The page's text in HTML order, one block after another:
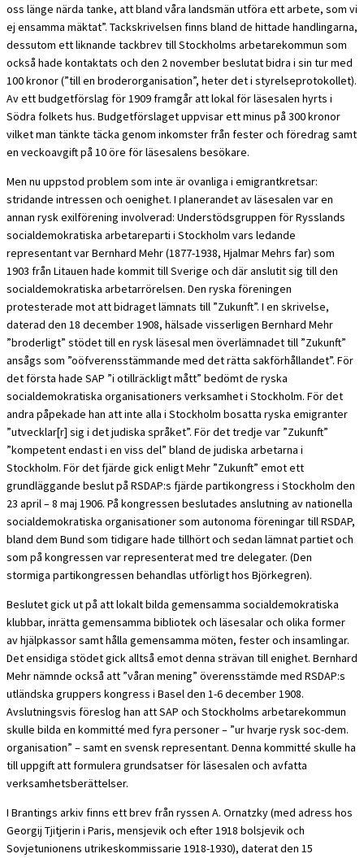
oss länge närda tanke, att bland våra landsmän utföra ett arbete, som vi
ej ensamma mäktat”. Tackskrivelsen finns bland de hittade handlingarna,
dessutom ett liknande tackbrev till Stockholms arbetarekommun som
också hade kontaktats och den 2 november beslutat bidra i sin tur med
100 kronor (”till en broderorganisation”, heter det i styrelseprotokollet).
Av ett budgetförslag för 1909 framgår att lokal för läsesalen hyrts i
Södra folkets hus. Budgetförslaget uppvisar ett minus på 300 kronor
vilket man tänkte täcka genom inkomster från fester och föredrag samt
en veckoavgift på 10 öre för läsesalens besökare.
Men nu uppstod problem som inte är ovanliga i emigrantkretsar:
stridande intressen och oenighet. I planerandet av läsesalen var en
annan rysk exilförening involverad: Understödsgruppen för Rysslands
socialdemokratiska arbetareparti i Stockholm vars ledande
representant var Bernhard Mehr (1877-1938, Hjalmar Mehrs far) som
1903 från Litauen hade kommit till Sverige och där anslutit sig till den
socialdemokratiska arbetarrörelsen. Den ryska föreningen
protesterade mot att bidraget lämnats till ”Zukunft”. I en skrivelse,
daterad den 18 december 1908, hälsade visserligen Bernhard Mehr
”broderligt” stödet till en rysk läsesal men överlämnadet till ”Zukunft”
ansågs som ”oöfverensstämmande med det rätta sakförhållandet”. För
det första hade SAP ”i otillräckligt mått” bedömt de ryska
socialdemokratiska organisationers verksamhet i Stockholm. För det
andra påpekade han att inte alla i Stockholm bosatta ryska emigranter
”utvecklar[r] sig i det judiska språket”. För det tredje var ”Zukunft”
”kompetent endast i en viss del” bland de judiska arbetarna i
Stockholm. För det fjärde gick enligt Mehr ”Zukunft” emot ett
grundläggande beslut på RSDAP:s fjärde partikongress i Stockholm den
23 april – 8 maj 1906. På kongressen beslutades anslutning av nationella
socialdemokratiska organisationer som autonoma föreningar till RSDAP,
bland dem Bund som tidigare hade tillhört och sedan lämnat partiet och
som på kongressen var representerat med tre delegater. (Den
stormiga partikongressen behandlas utförligt hos Björkegren).
Beslutet gick ut på att lokalt bilda gemensamma socialdemokratiska
klubbar, inrätta gemensamma bibliotek och läsesalar och olika former
av hjälpkassor samt hålla gemensamma möten, fester och insamlingar.
Det ensidiga stödet gick alltså emot denna strävan till enighet. Bernhard
Mehr nämnde också att ”våran mening” överensstämde med RSDAP:s
utländska gruppers kongress i Basel den 1-6 december 1908.
Avslutningsvis föreslog han att SAP och Stockholms arbetarekommun
skulle bilda en kommitté med fyra personer – ”ur hvarje rysk soc-dem.
organisation” – samt en svensk representant. Denna kommitté skulle ha
till uppgift att formulera grundsatser för läsesalen och avfatta
verksamhetsberättelser.
I Brantings arkiv finns ett brev från ryssen A. Ornatzky (med adress hos
Georgij Tjitjerin i Paris, mensjevik och efter 1918 bolsjevik och
Sovjetunionens utrikeskommissarie 1918-1930), daterat den 15